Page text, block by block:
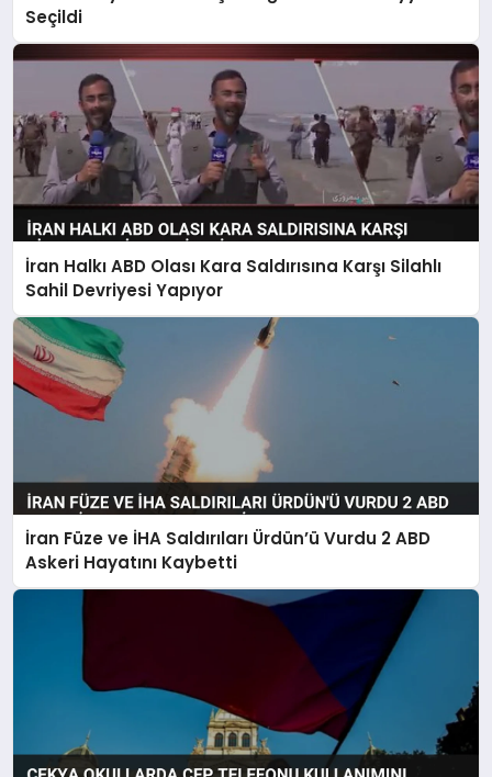
Seçildi
İran Halkı ABD Olası Kara Saldırısına Karşı Silahlı
Sahil Devriyesi Yapıyor
İran Füze ve İHA Saldırıları Ürdün’ü Vurdu 2 ABD
Askeri Hayatını Kaybetti